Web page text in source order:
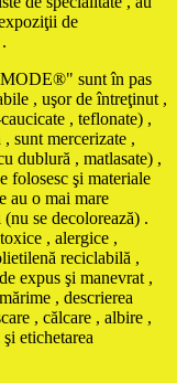
de
sunt în pas
, uşor de întreţinut ,
, teflonate) ,
sunt mercerizate ,
dublură , matlasate) ,
folosesc şi materiale
au o mai mare
se decolorează) .
, alergice ,
reciclabilă ,
expus şi manevrat ,
, descrierea
, călcare , albire ,
etichetarea